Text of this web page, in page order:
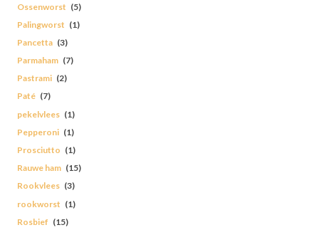
Ossenworst (5)
Palingworst (1)
Pancetta (3)
Parmaham (7)
Pastrami (2)
Paté (7)
pekelvlees (1)
Pepperoni (1)
Prosciutto (1)
Rauwe ham (15)
Rookvlees (3)
rookworst (1)
Rosbief (15)